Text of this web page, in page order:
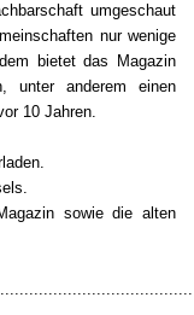
umgeschaut
nur wenige
bietet das Magazin
unter anderem einen
10 Jahren.
sowie die alten